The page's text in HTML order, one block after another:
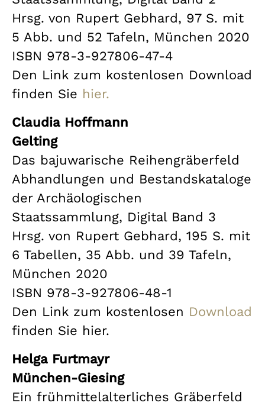
Hrsg. von Rupert Gebhard, 97 S. mit
5 Abb. und 52 Tafeln, München 2020
ISBN 978-3-927806-47-4
Den Link zum kostenlosen Download
finden Sie hier.
Claudia Hoffmann
Gelting
Das bajuwarische Reihengräberfeld
Abhandlungen und Bestandskataloge
der Archäologischen
Staatssammlung, Digital Band 3
Hrsg. von Rupert Gebhard, 195 S. mit
6 Tabellen, 35 Abb. und 39 Tafeln,
München 2020
ISBN 978-3-927806-48-1
Den Link zum kostenlosen Download
finden Sie hier.
Helga Furtmayr
München-Giesing
Ein frühmittelalterliches Gräberfeld